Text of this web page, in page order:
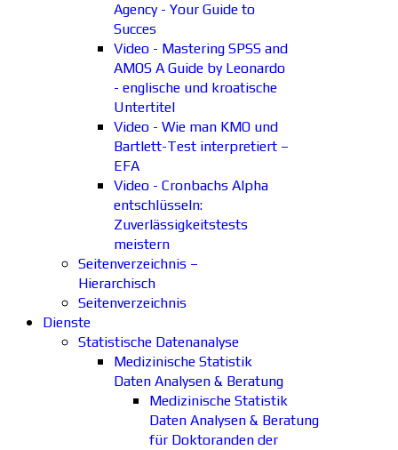
Agency - Your Guide to
Succes
Video - Mastering SPSS and
AMOS A Guide by Leonardo
- englische und kroatische
Untertitel
Video - Wie man KMO und
Bartlett-Test interpretiert –
EFA
Video - Cronbachs Alpha
entschlüsseln:
Zuverlässigkeitstests
meistern
Seitenverzeichnis –
Hierarchisch
Seitenverzeichnis
Dienste
Statistische Datenanalyse
Medizinische Statistik
Daten Analysen & Beratung
Medizinische Statistik
Daten Analysen & Beratung
für Doktoranden der